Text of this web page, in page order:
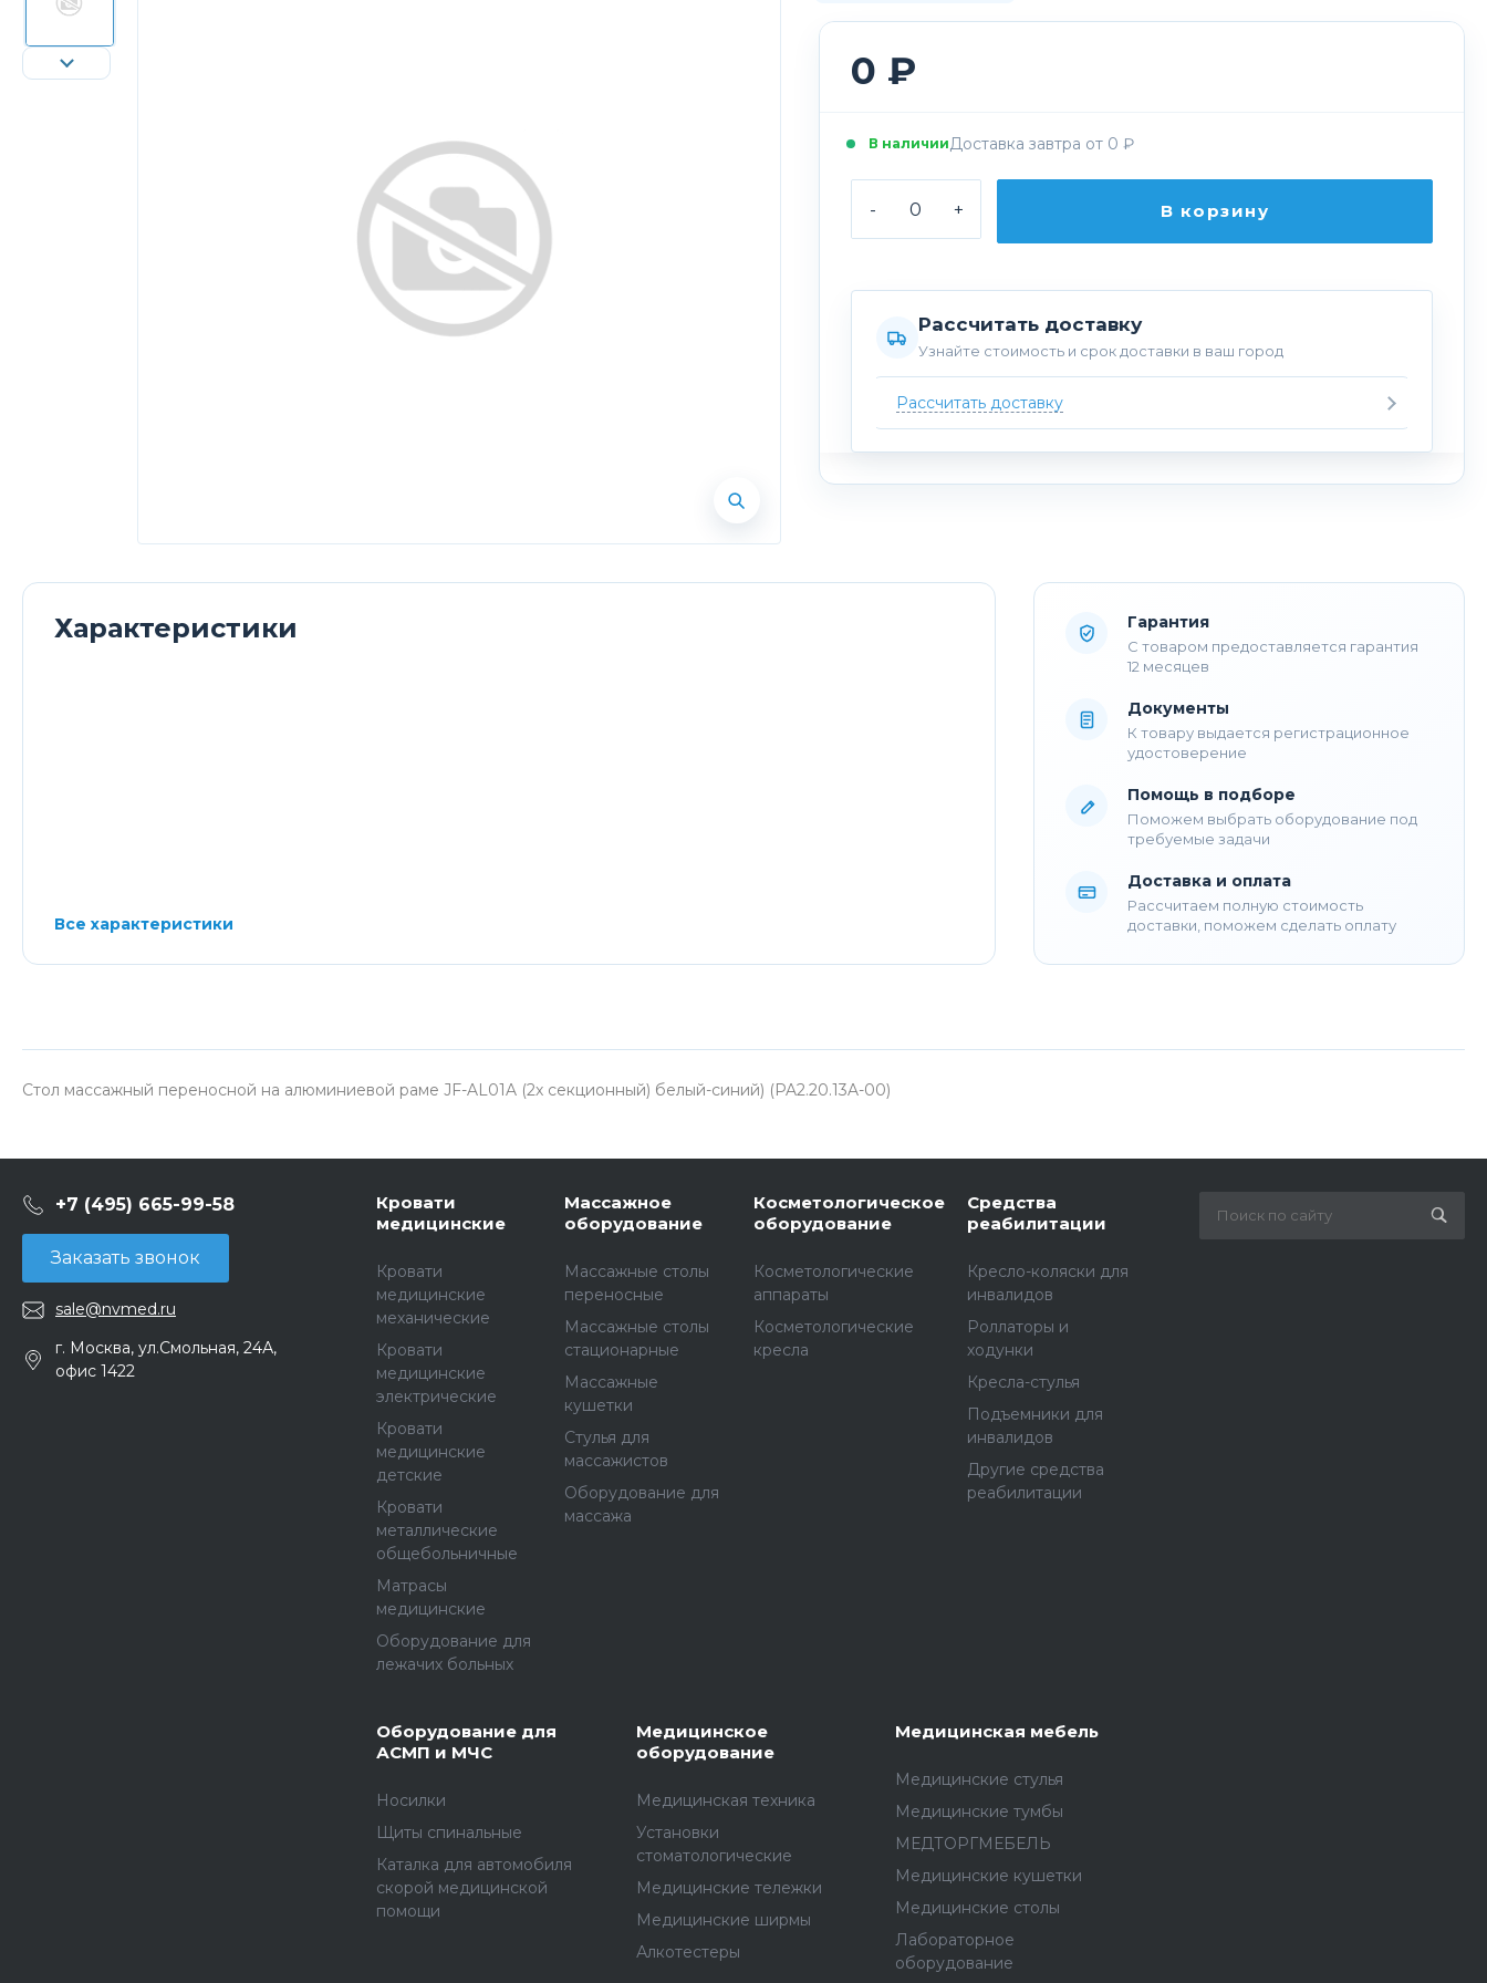
0 ₽
В наличииДоставка завтра от 0 ₽
- + В корзину
Рассчитать доставку
Узнайте стоимость и срок доставки в ваш город
Рассчитать доставку
Характеристики
Все характеристики
Гарантия
С товаром предоставляется гарантия
12 месяцев
Документы
К товару выдается регистрационное
удостоверение
Помощь в подборе
Поможем выбрать оборудование под
требуемые задачи
Доставка и оплата
Рассчитаем полную стоимость
доставки, поможем сделать оплату
Стол массажный переносной на алюминиевой раме JF-AL01A (2х секционный) белый-синий) (PA2.20.13A-00)
+7 (495) 665-99-58
Заказать звонок
sale@nvmed.ru
г. Москва, ул.Смольная, 24А,
офис 1422
Кровати
медицинские
Кровати
медицинские
механические
Кровати
медицинские
электрические
Кровати
медицинские
детские
Кровати
металлические
общебольничные
Матрасы
медицинские
Оборудование для
лежачих больных
Массажное
оборудование
Массажные столы
переносные
Массажные столы
стационарные
Массажные
кушетки
Стулья для
массажистов
Оборудование для
массажа
Косметологическое
оборудование
Косметологические
аппараты
Косметологические
кресла
Средства
реабилитации
Кресло-коляски для
инвалидов
Роллаторы и
ходунки
Кресла-стулья
Подъемники для
инвалидов
Другие средства
реабилитации
Оборудование для
АСМП и МЧС
Носилки
Щиты спинальные
Каталка для автомобиля
скорой медицинской
помощи
Медицинское
оборудование
Медицинская техника
Установки
стоматологические
Медицинские тележки
Медицинские ширмы
Алкотестеры
Медицинская мебель
Медицинские стулья
Медицинские тумбы
МЕДТОРГМЕБЕЛЬ
Медицинские кушетки
Медицинские столы
Лабораторное
оборудование